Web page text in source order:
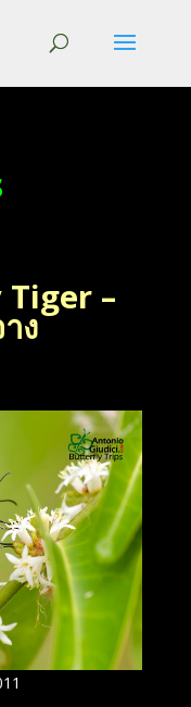
Tiger –
ง